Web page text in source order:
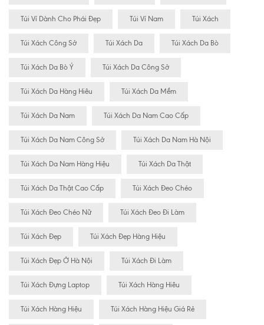
Túi Ví Dành Cho Phái Đẹp Túi Ví Nam Túi Xách
Túi Xách Công Sở Túi Xách Da Túi Xách Da Bò
Túi Xách Da Bò Ý Túi Xách Da Công Sở
Túi Xách Da Hàng Hiêu Túi Xách Da Mềm
Túi Xách Da Nam Túi Xách Da Nam Cao Cấp
Túi Xách Da Nam Công Sở Túi Xách Da Nam Hà Nội
Túi Xách Da Nam Hàng Hiệu Túi Xách Da Thật
Túi Xách Da Thật Cao Cấp Túi Xách Đeo Chéo
Túi Xách Đeo Chéo Nữ Túi Xách Đeo Đi Làm
Túi Xách Đẹp Túi Xách Đẹp Hàng Hiệu
Túi Xách Đẹp Ở Hà Nội Túi Xách Đi Làm
Túi Xách Đựng Laptop Túi Xách Hàng Hiêu
Túi Xách Hàng Hiệu Túi Xách Hàng Hiệu Giá Rẻ